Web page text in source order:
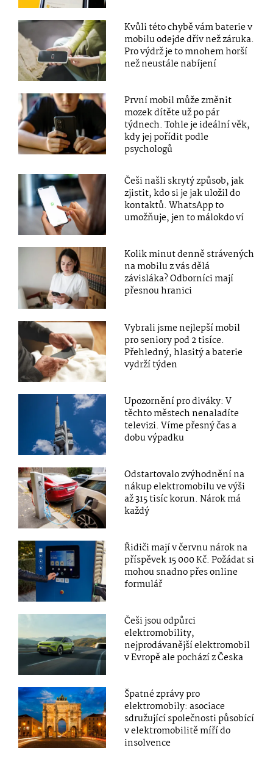
Kvůli této chybě vám baterie v
mobilu odejde dřív než záruka.
Pro výdrž je to mnohem horší
než neustále nabíjení
První mobil může změnit
mozek dítěte už po pár
týdnech. Tohle je ideální věk,
kdy jej pořídit podle
psychologů
Češi našli skrytý způsob, jak
zjistit, kdo si je jak uložil do
kontaktů. WhatsApp to
umožňuje, jen to málokdo ví
Kolik minut denně strávených
na mobilu z vás dělá
závisláka? Odborníci mají
přesnou hranici
Vybrali jsme nejlepší mobil
pro seniory pod 2 tisíce.
Přehledný, hlasitý a baterie
vydrží týden
Upozornění pro diváky: V
těchto městech nenaladíte
televizi. Víme přesný čas a
dobu výpadku
Odstartovalo zvýhodnění na
nákup elektromobilu ve výši
až 315 tisíc korun. Nárok má
každý
Řidiči mají v červnu nárok na
příspěvek 15 000 Kč. Požádat si
mohou snadno přes online
formulář
Češi jsou odpůrci
elektromobility,
nejprodávanější elektromobil
v Evropě ale pochází z Česka
Špatné zprávy pro
elektromobily: asociace
sdružující společnosti působící
v elektromobilitě míří do
insolvence